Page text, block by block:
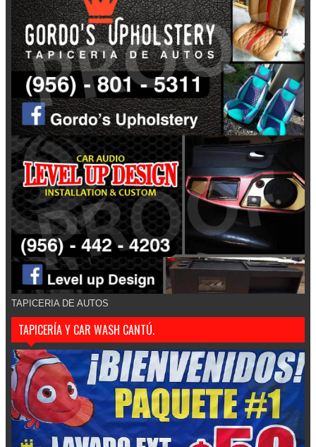
TAPICERIA DE AUTOS
TAPICERÍA Y CAR WASH CANTÚ.